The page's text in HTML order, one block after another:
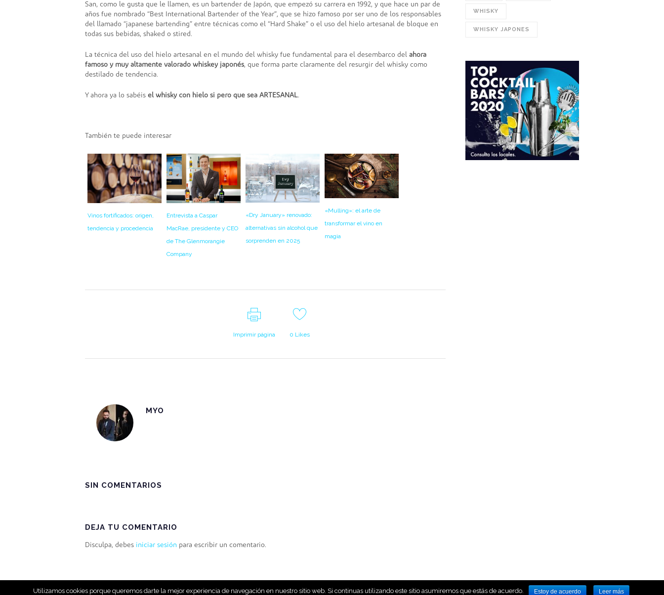
San, como le gusta que le llamen, es un bartender de Japón, que empezó su carrera en 1992, y que hace un par de
años fue nombrado “Best International Bartender of the Year”, que se hizo famoso por ser uno de los responsables
del llamado “japanese bartending” entre técnicas como el “Hard Shake” o el uso del hielo artesanal de bloque en
todas sus bebidas, shaked o stired.
La técnica del uso del hielo artesanal en el mundo del whisky fue fundamental para el desembarco del ahora
famoso y muy altamente valorado whiskey japonés, que forma parte claramente del resurgir del whisky como
destilado de tendencia.
Y ahora ya lo sabéis el whisky con hielo si pero que sea ARTESANAL.
También te puede interesar
Vinos fortificados: origen,
tendencia y procedencia
Entrevista a Caspar
MacRae, presidente y CEO
de The Glenmorangie
Company
«Dry January» renovado:
alternativas sin alcohol que
sorprenden en 2025
«Mulling»: el arte de
transformar el vino en
magia
Imprimir página 0 Likes
MYO
SIN COMENTARIOS
DEJA TU COMENTARIO
Disculpa, debes iniciar sesión para escribir un comentario.
WHISKY
WHISKY JAPONES
Utilizamos cookies porque queremos darte la mejor experiencia de navegación en nuestro sitio web. Si continuas utilizando este sitio asumiremos que estás de acuerdo. Estoy de acuerdo Leer más